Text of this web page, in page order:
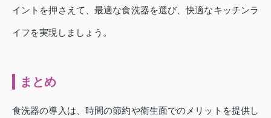
イントを押さえて、最適な食洗器を選び、快適なキッチンラ
イフを実現しましょう。
まとめ
食洗器の導入は、時間の節約や衛生面でのメリットを提供し